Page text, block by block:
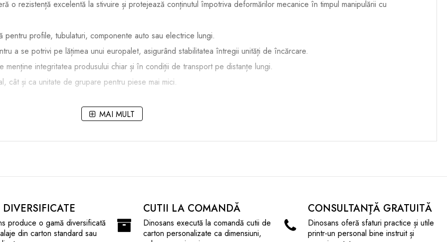
o rezistență excelentă la stivuire și protejează conținutul împotriva deformărilor mecanice în timpul manipulării cu
pentru profile, tubulaturi, componente auto sau electrice lungi.
a se potrivi pe lățimea unui europalet, asigurând stabilitatea întregii unități de încărcare.
menține integritatea produsului chiar și în condiții de transport pe distanțe lungi.
cât și ca unitate de grupare pentru piese mai mici.
asamblarea acestora este necesara lipirea cu banda adeziva in partea inferioara si superioara a acesteia .
MAI MULT
produce o gamă diversificată
din carton standard sau
CUTII LA COMANDĂ
Dinosans execută la comandă cutii de
carton personalizate ca dimensiuni,
CONSULTANŢĂ GRATUITĂ
Dinosans oferă sfaturi practice și utile
printr-un personal bine instruit și